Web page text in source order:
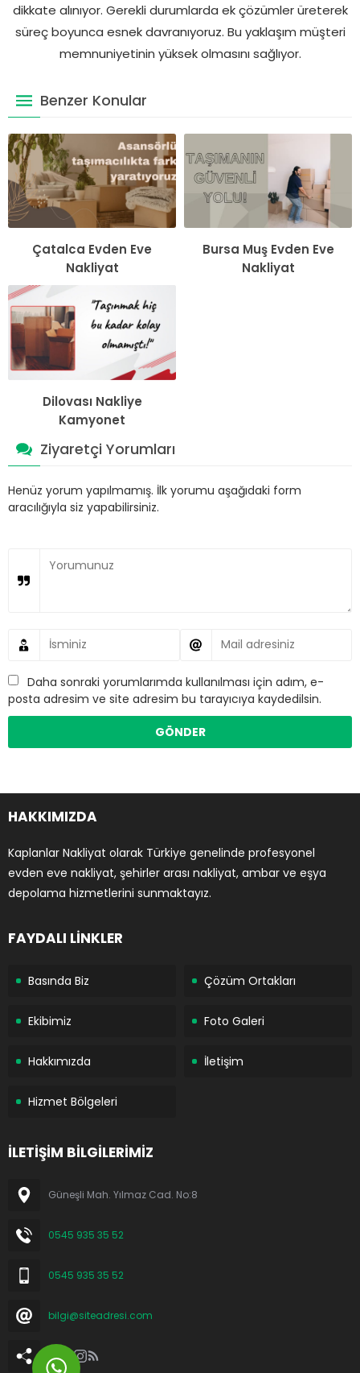
dikkate alınıyor. Gerekli durumlarda ek çözümler üreterek
süreç boyunca esnek davranıyoruz. Bu yaklaşım müşteri
memnuniyetinin yüksek olmasını sağlıyor.
Benzer Konular
Çatalca Evden Eve
Nakliyat
Bursa Muş Evden Eve
Nakliyat
Dilovası Nakliye
Kamyonet
Ziyaretçi Yorumları
Henüz yorum yapılmamış. İlk yorumu aşağıdaki form
aracılığıyla siz yapabilirsiniz.
Daha sonraki yorumlarımda kullanılması için adım, e-
posta adresim ve site adresim bu tarayıcıya kaydedilsin.
HAKKIMIZDA
Kaplanlar Nakliyat olarak Türkiye genelinde profesyonel
evden eve nakliyat, şehirler arası nakliyat, ambar ve eşya
depolama hizmetlerini sunmaktayız.
FAYDALI LİNKLER
Basında Biz Çözüm Ortakları
Ekibimiz Foto Galeri
Hakkımızda İletişim
Hizmet Bölgeleri
İLETİŞİM BİLGİLERİMİZ
Güneşli Mah. Yılmaz Cad. No:8
0545 935 35 52
0545 935 35 52
bilgi@siteadresi.com